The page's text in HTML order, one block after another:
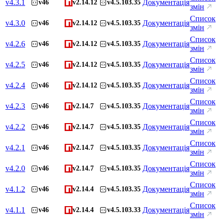
v4.3.1 v46 v2.14.12 v4.5.103.35 Документація
змін
v4.3.0 v46 v2.14.12 v4.5.103.35 Документація
Список
змін
v4.2.6 v46 v2.14.12 v4.5.103.35 Документація
Список
змін
v4.2.5 v46 v2.14.12 v4.5.103.35 Документація
Список
змін
v4.2.4 v46 v2.14.12 v4.5.103.35 Документація
Список
змін
v4.2.3 v46 v2.14.7 v4.5.103.35 Документація
Список
змін
v4.2.2 v46 v2.14.7 v4.5.103.35 Документація
Список
змін
v4.2.1 v46 v2.14.7 v4.5.103.35 Документація
Список
змін
v4.2.0 v46 v2.14.7 v4.5.103.35 Документація
Список
змін
v4.1.2 v46 v2.14.4 v4.5.103.35 Документація
Список
змін
v4.1.1 v46 v2.14.4 v4.5.103.33 Документація
Список
змін